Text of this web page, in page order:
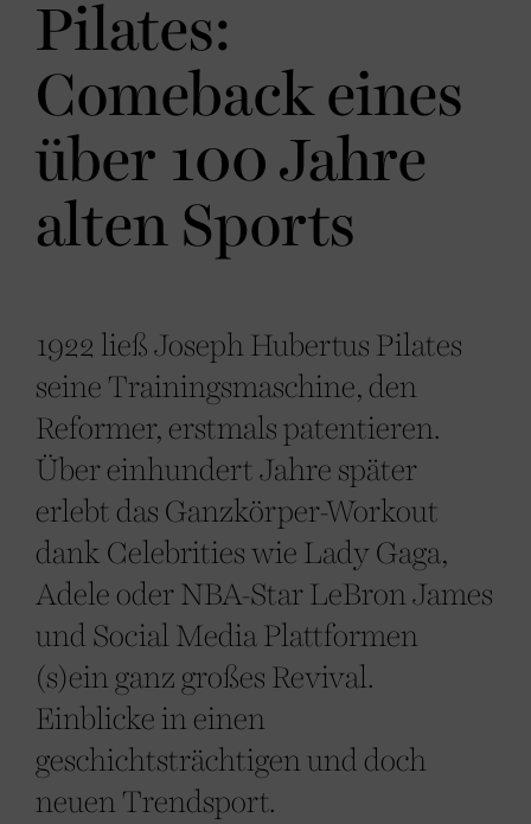
Pilates:
Comeback eines
über 100 Jahre
alten Sports
1922 ließ Joseph Hubertus Pilates
seine Trainingsmaschine, den
Reformer, erstmals patentieren.
Über einhundert Jahre später
erlebt das Ganzkörper-Workout
dank Celebrities wie Lady Gaga,
Adele oder NBA-Star LeBron James
und Social Media Plattformen
(s)ein ganz großes Revival.
Einblicke in einen
geschichtsträchtigen und doch
neuen Trendsport.